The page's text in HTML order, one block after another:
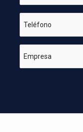
Teléfono
Empresa